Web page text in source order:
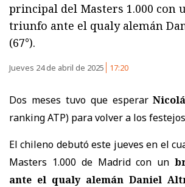
principal del Masters 1.000 con
triunfo ante el qualy alemán
(67°).
Jueves 24 de abril de 2025 17:20
Dos meses tuvo que esperar
ranking ATP) para volver a los
El chileno debutó este jueves en el
Masters 1.000 de Madrid con un
ante el qualy alemán Daniel